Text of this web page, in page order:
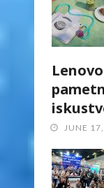
JUNE